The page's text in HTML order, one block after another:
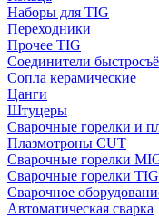
Наборы для TIG
Переходники
Прочее TIG
Соединители
Сопла керамические
Цанги
Штуцеры
Сварочные горелки и
Плазмотроны CUT
Сварочные горелки
Сварочные горелки TIG
Сварочное
Автоматическая сварка